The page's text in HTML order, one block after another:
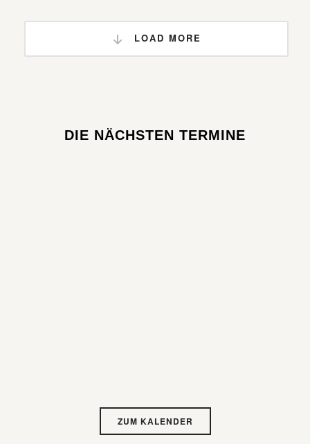
LOAD MORE
DIE NÄCHSTEN TERMINE
ZUM KALENDER